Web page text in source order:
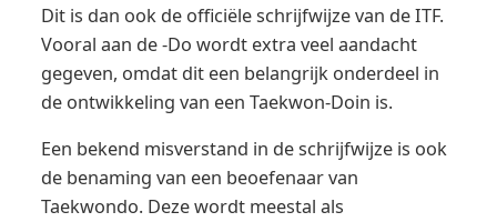
Dit is dan ook de officiële schrijfwijze van de ITF.
Vooral aan de -Do wordt extra veel aandacht
gegeven, omdat dit een belangrijk onderdeel in
de ontwikkeling van een Taekwon-Doin is.
Een bekend misverstand in de schrijfwijze is ook
de benaming van een beoefenaar van
Taekwondo. Deze wordt meestal als